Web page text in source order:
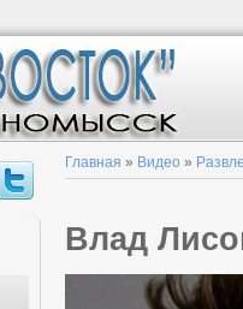
Главная » Видео »
Влад